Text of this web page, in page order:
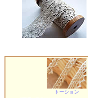
トーション